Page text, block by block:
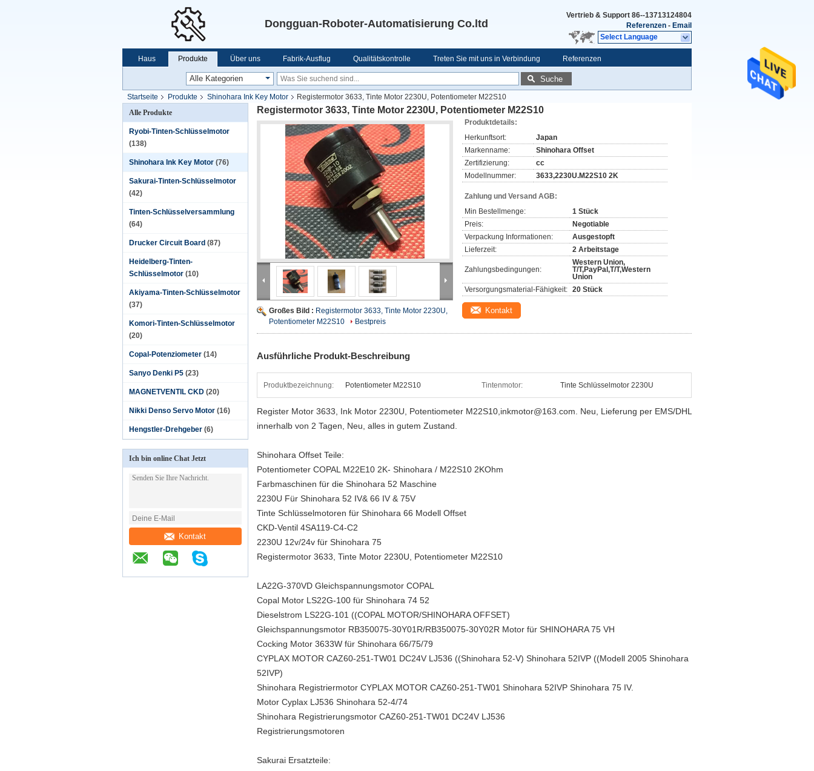
Dongguan-Roboter-Automatisierung Co.ltd
Vertrieb & Support 86--13713124804
Referenzen - Email
Select Language
Haus Produkte Über uns Fabrik-Ausflug Qualitätskontrolle Treten Sie mit uns in Verbindung Referenzen
Suche
Startseite Produkte Shinohara Ink Key Motor
Registermotor 3633, Tinte Motor 2230U, Potentiometer M22S10
Alle Produkte
Ryobi-Tinten-Schlüsselmotor
(138)
Shinohara Ink Key Motor (76)
Sakurai-Tinten-Schlüsselmotor
(42)
Tinten-Schlüsselversammlung
(64)
Drucker Circuit Board (87)
Heidelberg-Tinten-
Schlüsselmotor (10)
Akiyama-Tinten-Schlüsselmotor
(37)
Komori-Tinten-Schlüsselmotor
(20)
Copal-Potenziometer (14)
Sanyo Denki P5 (23)
MAGNETVENTIL CKD (20)
Nikki Denso Servo Motor (16)
Hengstler-Drehgeber (6)
Ich bin online Chat Jetzt
Kontakt
Registermotor 3633, Tinte Motor 2230U, Potentiometer M22S10
Großes Bild : Registermotor 3633, Tinte Motor 2230U,
Potentiometer M22S10
Bestpreis
Produktdetails:
Herkunftsort:
Japan
Markenname:
Shinohara Offset
Zertifizierung:
cc
Modellnummer:
3633,2230U.M22S10 2K
Zahlung und Versand AGB:
Min Bestellmenge:
1 Stück
Preis:
Negotiable
Verpackung Informationen:
Ausgestopft
Lieferzeit:
2 Arbeitstage
Zahlungsbedingungen:
Western Union,
T/T,PayPal,T/T,Western
Union
Versorgungsmaterial-Fähigkeit: 20 Stück
Kontakt
Ausführliche Produkt-Beschreibung
Produktbezeichnung: Potentiometer M22S10 Tintenmotor: Tinte Schlüsselmotor 2230U
Register Motor 3633, Ink Motor 2230U, Potentiometer M22S10,inkmotor@163.com. Neu, Lieferung per EMS/DHL
innerhalb von 2 Tagen, Neu, alles in gutem Zustand.
Shinohara Offset Teile:
Potentiometer COPAL M22E10 2K- Shinohara / M22S10 2KOhm
Farbmaschinen für die Shinohara 52 Maschine
2230U Für Shinohara 52 IV& 66 IV & 75V
Tinte Schlüsselmotoren für Shinohara 66 Modell Offset
CKD-Ventil 4SA119-C4-C2
2230U 12v/24v für Shinohara 75
Registermotor 3633, Tinte Motor 2230U, Potentiometer M22S10
LA22G-370VD Gleichspannungsmotor COPAL
Copal Motor LS22G-100 für Shinohara 74 52
Dieselstrom LS22G-101 ((COPAL MOTOR/SHINOHARA OFFSET)
Gleichspannungsmotor RB350075-30Y01R/RB350075-30Y02R Motor für SHINOHARA 75 VH
Cocking Motor 3633W für Shinohara 66/75/79
CYPLAX MOTOR CAZ60-251-TW01 DC24V LJ536 ((Shinohara 52-V) Shinohara 52IVP ((Modell 2005 Shinohara
52IVP)
Shinohara Registriermotor CYPLAX MOTOR CAZ60-251-TW01 Shinohara 52IVP Shinohara 75 IV.
Motor Cyplax LJ536 Shinohara 52-4/74
Shinohara Registrierungsmotor CAZ60-251-TW01 DC24V LJ536
Registrierungsmotoren
Sakurai Ersatzteile: